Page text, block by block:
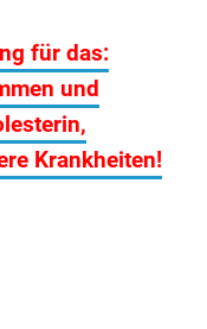
für das:
und
Krankheiten!